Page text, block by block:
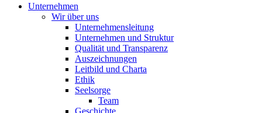
Unternehmen
Wir über uns
Unternehmensleitung
Unternehmen und Struktur
Qualität und Transparenz
Auszeichnungen
Leitbild und Charta
Ethik
Seelsorge
Team
Geschichte